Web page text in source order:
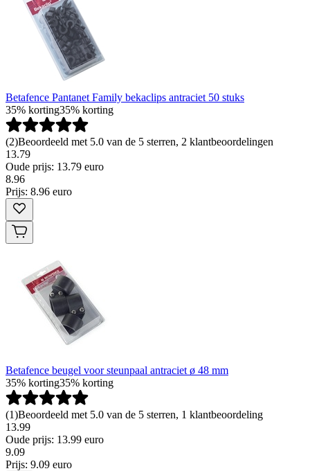
Betafence Pantanet Family bekaclips antraciet 50 stuks
35% korting35% korting
(2)Beoordeeld met 5.0 van de 5 sterren, 2 klantbeoordelingen
13.79
Oude prijs: 13.79 euro
8.96
Prijs: 8.96 euro
Betafence beugel voor steunpaal antraciet ø 48 mm
35% korting35% korting
(1)Beoordeeld met 5.0 van de 5 sterren, 1 klantbeoordeling
13.99
Oude prijs: 13.99 euro
9.09
Prijs: 9.09 euro